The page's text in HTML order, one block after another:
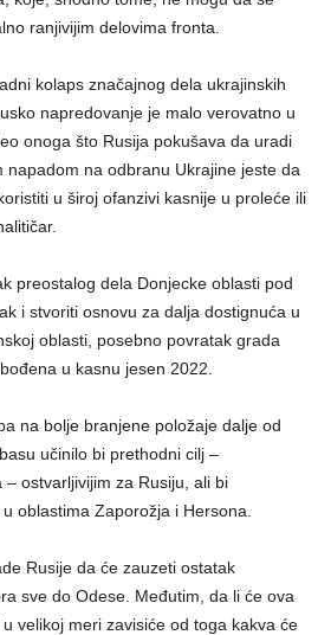
ranjivijim delovima fronta.
kolaps značajnog dela ukrajinskih
napredovanje je malo verovatno u
onoga što Rusija pokušava da uradi
napadom na odbranu Ukrajine jeste da
u široj ofanzivi kasnije u proleće ili
preostalog dela Donjecke oblasti pod
i stvoriti osnovu za dalja dostignuća u
oblasti, posebno povratak grada
u kasnu jesen 2022.
na bolje branjene položaje dalje od
učinilo bi prethodni cilj –
ostvarljivijim za Rusiju, ali bi
oblastima Zaporožja i Hersona.
Rusije da će zauzeti ostatak
sve do Odese. Međutim, da li će ova
velikoj meri zavisiće od toga kakva će